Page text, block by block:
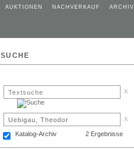
AUKTIONEN NACHVERKAUF ARCHIV
SUCHE
x
x
Katalog-Archiv 2 Ergebnisse